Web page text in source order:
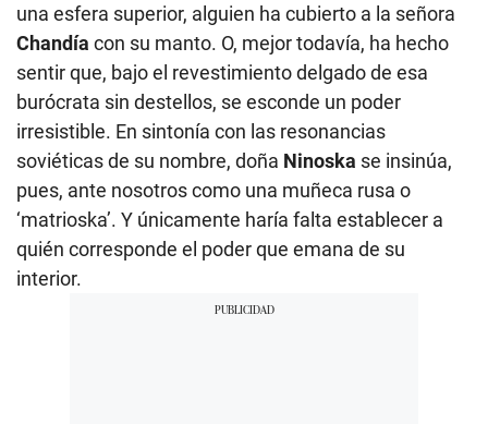
una esfera superior, alguien ha cubierto a la señora
Chandía con su manto. O, mejor todavía, ha hecho
sentir que, bajo el revestimiento delgado de esa
burócrata sin destellos, se esconde un poder
irresistible. En sintonía con las resonancias
soviéticas de su nombre, doña Ninoska se insinúa,
pues, ante nosotros como una muñeca rusa o
‘matrioska’. Y únicamente haría falta establecer a
quién corresponde el poder que emana de su
interior.